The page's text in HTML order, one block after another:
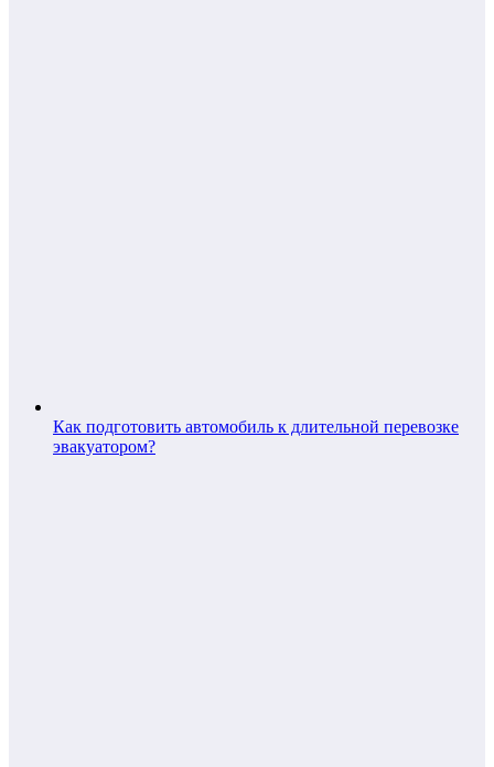
Как подготовить автомобиль к длительной перевозке
эвакуатором?